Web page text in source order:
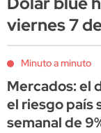
viernes 7
Minuto a minuto
Mercados: el
el riesgo país
semanal de